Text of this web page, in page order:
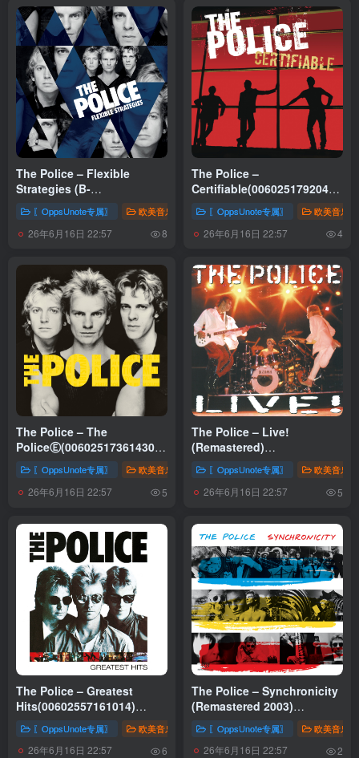
The Police – Flexible
Strategies (B-
Sides)Ⓔ(00602577025228)
【16bit／44.1kHz】土耳其区
〖OppsUnote专属〗 欧美音乐
26年6月16日 22:57 8
The Police –
Certifiable(00602517920408)
【16bit／44.1kHz】土耳其区
〖OppsUnote专属〗 欧美音乐
26年6月16日 22:57 4
The Police – The
PoliceⒺ(00602517361430)
【16bit／44.1kHz】土耳其区
〖OppsUnote专属〗 欧美音乐
26年6月16日 22:57 5
The Police – Live!
(Remastered)
(00606949365721)【16bit／
44.1kHz】土耳其区
〖OppsUnote专属〗 欧美音乐
26年6月16日 22:57 5
The Police – Greatest
Hits(00602557161014)
【24bit／44.1kHz】土耳其区
〖OppsUnote专属〗 欧美音乐
26年6月16日 22:57 6
The Police – Synchronicity
(Remastered 2003)
(00600753731703)【24bit／
44.1kHz】土耳其区
〖OppsUnote专属〗 欧美音乐
26年6月16日 22:57 2